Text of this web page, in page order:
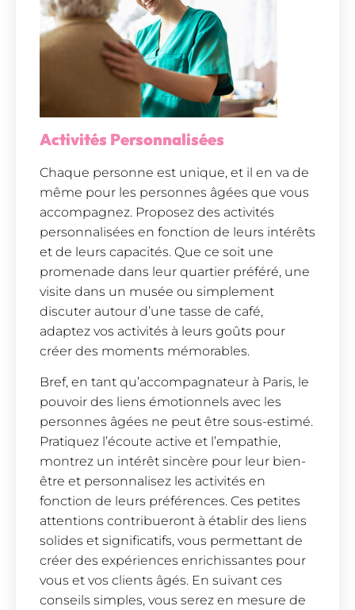
Activités Personnalisées
Chaque personne est unique, et il en va de
même pour les personnes âgées que vous
accompagnez. Proposez des activités
personnalisées en fonction de leurs intérêts
et de leurs capacités. Que ce soit une
promenade dans leur quartier préféré, une
visite dans un musée ou simplement
discuter autour d’une tasse de café,
adaptez vos activités à leurs goûts pour
créer des moments mémorables.
Bref, en tant qu’accompagnateur à Paris, le
pouvoir des liens émotionnels avec les
personnes âgées ne peut être sous-estimé.
Pratiquez l’écoute active et l’empathie,
montrez un intérêt sincère pour leur bien-
être et personnalisez les activités en
fonction de leurs préférences. Ces petites
attentions contribueront à établir des liens
solides et significatifs, vous permettant de
créer des expériences enrichissantes pour
vous et vos clients âgés. En suivant ces
conseils simples, vous serez en mesure de